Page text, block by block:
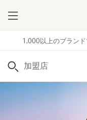
1,000以上のブラン
Menu
検索